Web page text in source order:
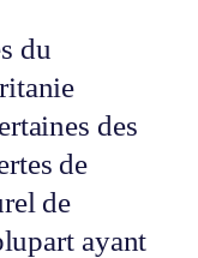
du
des
de
de
ayant